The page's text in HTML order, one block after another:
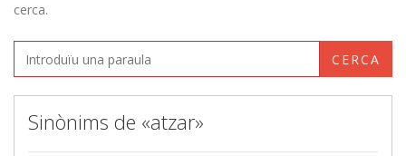
cerca.
CERCA
Sinònims de «atzar»